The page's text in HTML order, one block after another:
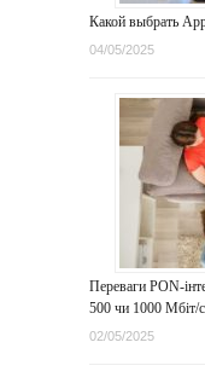
Какой выбрать
04/05/2025
Переваги PON-
500 чи 1000 Мбіт/с
02/05/2025